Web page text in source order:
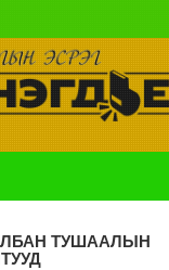
ТУШААЛЫН